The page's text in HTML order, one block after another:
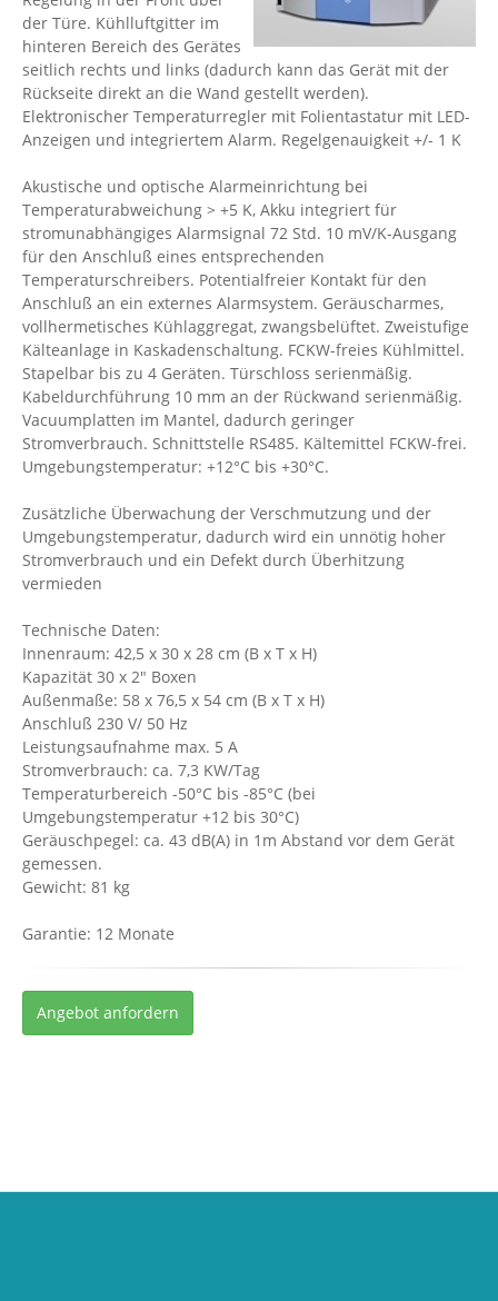
der Türe. Kühlluftgitter im
hinteren Bereich des Gerätes
seitlich rechts und links (dadurch kann das Gerät mit der
Rückseite direkt an die Wand gestellt werden).
Elektronischer Temperaturregler mit Folientastatur mit LED-
Anzeigen und integriertem Alarm. Regelgenauigkeit +/- 1 K
Akustische und optische Alarmeinrichtung bei
Temperaturabweichung > +5 K, Akku integriert für
stromunabhängiges Alarmsignal 72 Std. 10 mV/K-Ausgang
für den Anschluß eines entsprechenden
Temperaturschreibers. Potentialfreier Kontakt für den
Anschluß an ein externes Alarmsystem. Geräuscharmes,
vollhermetisches Kühlaggregat, zwangsbelüftet. Zweistufige
Kälteanlage in Kaskadenschaltung. FCKW-freies Kühlmittel.
Stapelbar bis zu 4 Geräten. Türschloss serienmäßig.
Kabeldurchführung 10 mm an der Rückwand serienmäßig.
Vacuumplatten im Mantel, dadurch geringer
Stromverbrauch. Schnittstelle RS485. Kältemittel FCKW-frei.
Umgebungstemperatur: +12°C bis +30°C.
Zusätzliche Überwachung der Verschmutzung und der
Umgebungstemperatur, dadurch wird ein unnötig hoher
Stromverbrauch und ein Defekt durch Überhitzung
vermieden
Technische Daten:
Innenraum: 42,5 x 30 x 28 cm (B x T x H)
Kapazität 30 x 2" Boxen
Außenmaße: 58 x 76,5 x 54 cm (B x T x H)
Anschluß 230 V/ 50 Hz
Leistungsaufnahme max. 5 A
Stromverbrauch: ca. 7,3 KW/Tag
Temperaturbereich -50°C bis -85°C (bei
Umgebungstemperatur +12 bis 30°C)
Geräuschpegel: ca. 43 dB(A) in 1m Abstand vor dem Gerät
gemessen.
Gewicht: 81 kg
Garantie: 12 Monate
Angebot anfordern